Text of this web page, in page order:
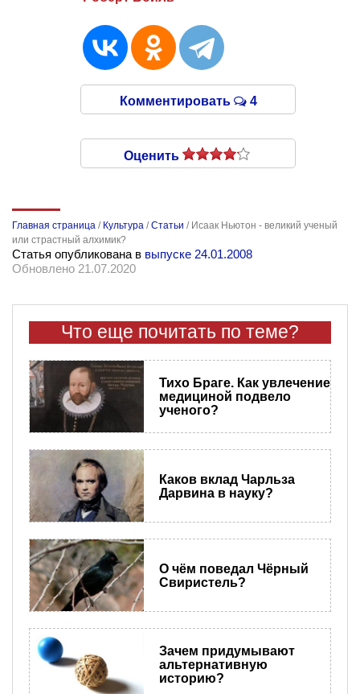
Комментировать 4
Оценить
Главная страница / Культура /Статьи / Исаак Ньютон - великий ученый
или страстный алхимик?
Статья опубликована в выпуске 24.01.2008
Обновлено 21.07.2020
Что еще почитать по теме?
Тихо Браге. Как увлечение
медициной подвело
ученого?
Каков вклад Чарльза
Дарвина в науку?
О чём поведал Чёрный
Свиристель?
Зачем придумывают
альтернативную
историю?